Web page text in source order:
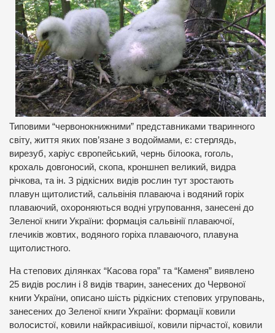
Типовими “червонокнижними” представниками тваринного
світу, життя яких пов’язане з водоймами, є: стерлядь,
вирезуб, харіус європейський, чернь білоока, гоголь,
крохаль довгоносий, скопа, кроншнеп великий, видра
річкова, та ін. З рідкісних видів рослин тут зростають
плавун щитолистий, сальвінія плаваюча і водяний горіх
плаваючий, охороняються водні угруповання, занесені до
Зеленої книги України: формація сальвінії плаваючої,
глечиків жовтих, водяного горіха плаваючого, плавуна
щитолистного.
На степових ділянках “Касова гора” та “Каменя” виявлено
25 видів рослин і 8 видів тварин, занесених до Червоної
книги України, описано шість рідкісних степових угруповань,
занесених до Зеленої книги України: формації ковили
волосистої, ковили найкрасивішої, ковили пірчастої, ковили